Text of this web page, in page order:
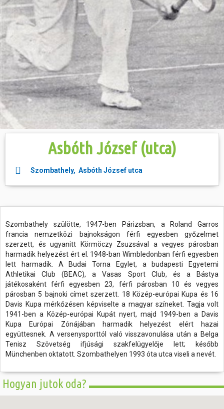
Asbóth József (utca)
Szombathely, Asbóth József utca
Szombathely szülötte, 1947-ben Párizsban, a Roland Garros
francia nemzetközi bajnokságon férfi egyesben győzelmet
szerzett, és ugyanitt Körmöczy Zsuzsával a vegyes párosban
harmadik helyezést ért el. 1948-ban Wimbledonban férfi egyesben
lett harmadik. A Budai Torna Egylet, a budapesti Egyetemi
Athletikai Club (BEAC), a Vasas Sport Club, és a Bástya
játékosaként férfi egyesben 23, férfi párosban 10 és vegyes
párosban 5 bajnoki címet szerzett. 18 Közép-európai Kupa és 16
Davis Kupa mérkőzésen képviselte a magyar színeket. Tagja volt
1941-ben a Közép-európai Kupát nyert, majd 1949-ben a Davis
Kupa Európai Zónájában harmadik helyezést elért hazai
együttesnek. A versenysporttól való visszavonulása után a Belga
Tenisz Szövetség ifjúsági szakfelügyelője lett; később
Münchenben oktatott. Szombathelyen 1993 óta utca viseli a nevét.
Hogyan jutok oda?